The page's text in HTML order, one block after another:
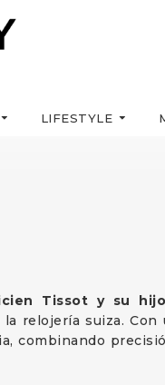
LIFESTYLE
Tissot y su hijo
relojería suiza. Con
combinando